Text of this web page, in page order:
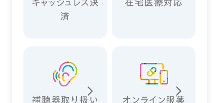
キャッシュレス決
済
在宅医療対応
補聴器取り扱い
オンライン服薬